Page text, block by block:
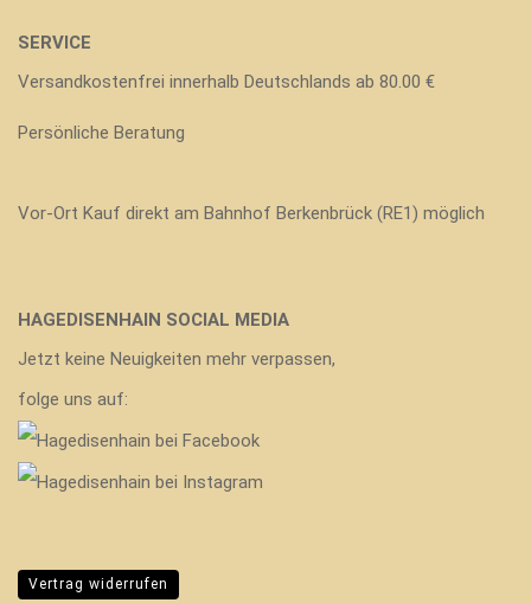
SERVICE
Versandkostenfrei innerhalb Deutschlands ab 80.00 €
Persönliche Beratung
Vor-Ort Kauf direkt am Bahnhof Berkenbrück (RE1) möglich
HAGEDISENHAIN SOCIAL MEDIA
Jetzt keine Neuigkeiten mehr verpassen,
folge uns auf:
Vertrag widerrufen